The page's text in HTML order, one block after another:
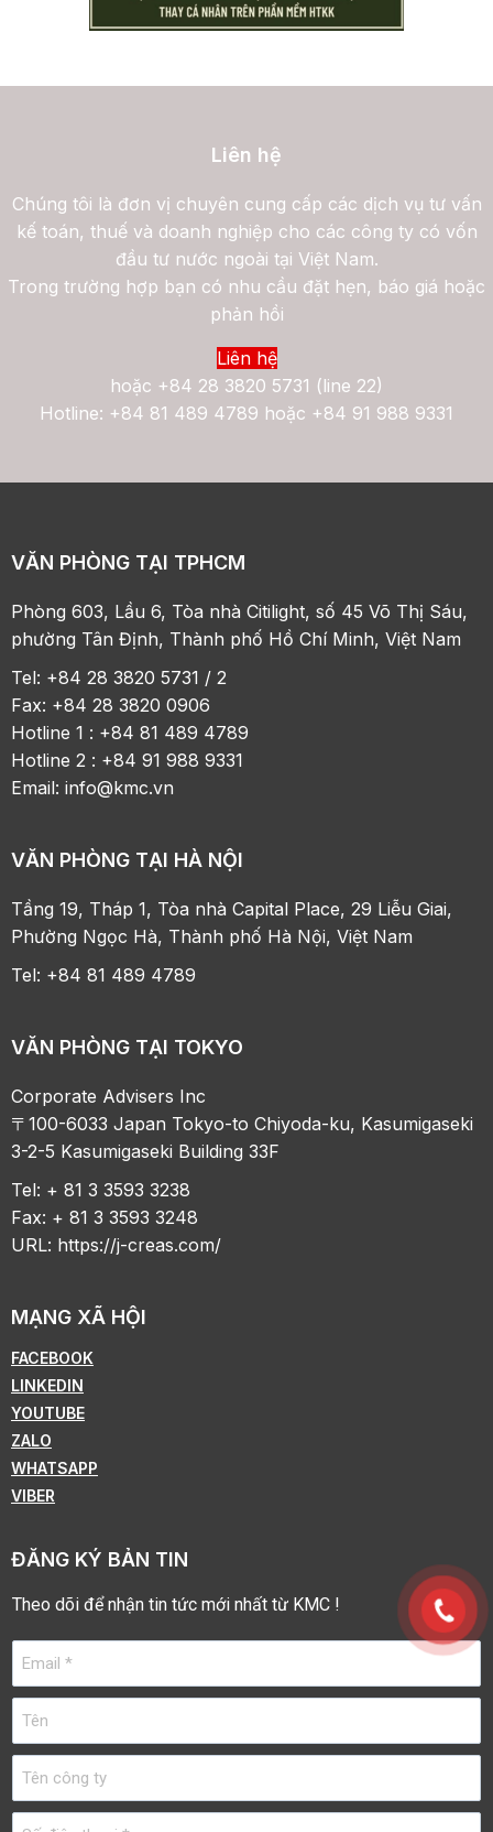
Liên hệ
Chúng tôi là đơn vị chuyên cung cấp các dịch vụ tư vấn
kế toán, thuế và doanh nghiệp cho các công ty có vốn
đầu tư nước ngoài tại Việt Nam.
Trong trường hợp bạn có nhu cầu đặt hẹn, báo giá hoặc
phản hồi
Liên hệ
hoặc +84 28 3820 5731 (line 22)
Hotline: +84 81 489 4789 hoặc +84 91 988 9331
VĂN PHÒNG TẠI TPHCM
Phòng 603, Lầu 6, Tòa nhà Citilight, số 45 Võ Thị Sáu,
phường Tân Định, Thành phố Hồ Chí Minh, Việt Nam
Tel: +84 28 3820 5731 / 2
Fax: +84 28 3820 0906
Hotline 1 : +84 81 489 4789
Hotline 2 : +84 91 988 9331
Email:info@kmc.vn
VĂN PHÒNG TẠI HÀ NỘI
Tầng 19, Tháp 1, Tòa nhà Capital Place, 29 Liễu Giai,
Phường Ngọc Hà, Thành phố Hà Nội, Việt Nam
Tel: +84 81 489 4789
VĂN PHÒNG TẠI TOKYO
Corporate Advisers Inc
〒100-6033 Japan Tokyo-to Chiyoda-ku, Kasumigaseki
3-2-5 Kasumigaseki Building 33F
Tel: + 81 3 3593 3238
Fax: + 81 3 3593 3248
URL: https://j-creas.com/
MẠNG XÃ HỘI
FACEBOOK
LINKEDIN
YOUTUBE
ZALO
WHATSAPP
VIBER
ĐĂNG KÝ BẢN TIN
Theo dõi để nhận tin tức mới nhất từ KMC !